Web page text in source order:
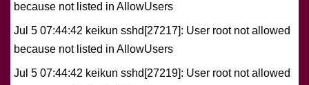
because not listed in AllowUsers
Jul 5 07:44:42 keikun sshd[27217]: User root not allowed
because not listed in AllowUsers
Jul 5 07:44:42 keikun sshd[27219]: User root not allowed